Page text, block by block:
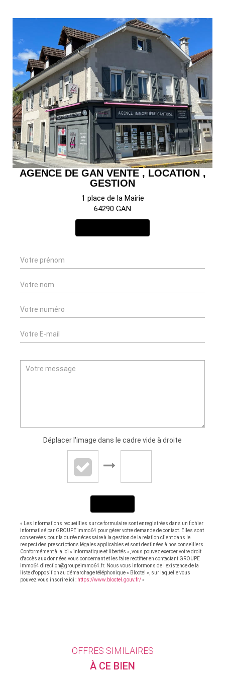
AGENCE DE GAN VENTE , LOCATION ,
GESTION
1 place de la Mairie
64290 GAN
Déplacer l'image dans le cadre vide à droite
« Les informations recueillies sur ce formulaire sont enregistrées dans un fichier
informatisé par GROUPE immo64 pour gérer votre demande de contact. Elles sont
conservées pour la durée nécessaire à la gestion de la relation client dans le
respect des prescriptions légales applicables et sont destinées à nos conseillers
Conformément à la loi « informatique et libertés », vous pouvez exercer votre droit
d'accès aux données vous concernant et les faire rectifier en contactant GROUPE
immo64 direction@groupeimmo64.fr. Nous vous informons de l'existence de la
liste d'opposition au démarchage téléphonique « Bloctel », sur laquelle vous
pouvez vous inscrire ici : https://www.bloctel.gouv.fr/»
OFFRES SIMILAIRES
À CE BIEN